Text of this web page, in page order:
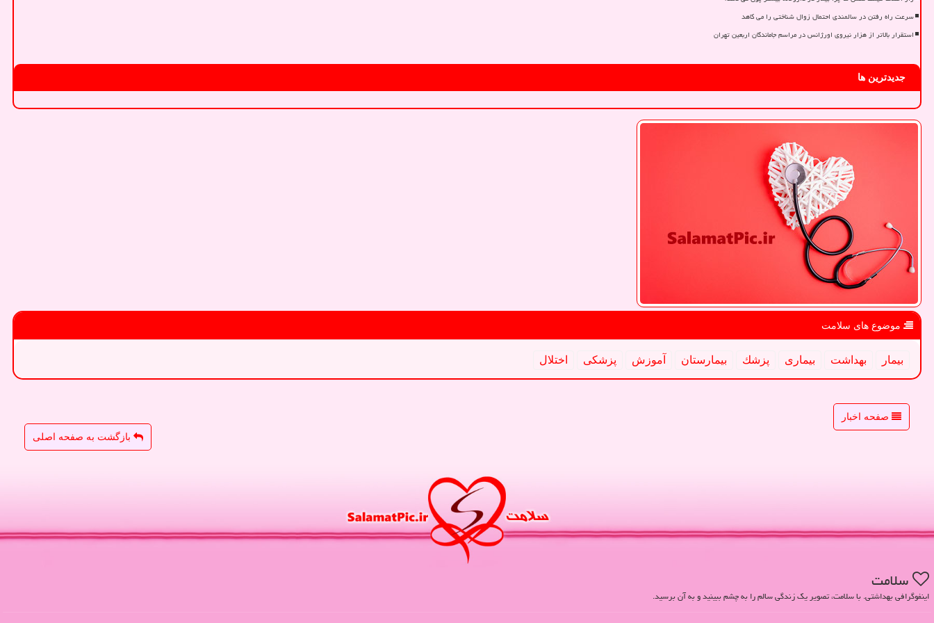
سرعت راه رفتن در سالمندی احتمال زوال شناختی را می کاهد
استقرار بالاتر از هزار نیروی اورژانس در مراسم جاماندگان اربعین تهران
جدیدترین ها
موضوع های سلامت
بیمار بهداشت بیماری پزشك بیمارستان آموزش پزشكی اختلال
صفحه اخبار
بازگشت به صفحه اصلی
سلامت
اینفوگرافی بهداشتی. با سلامت، تصویر یک زندگی سالم را به چشم ببینید و به آن برسید.